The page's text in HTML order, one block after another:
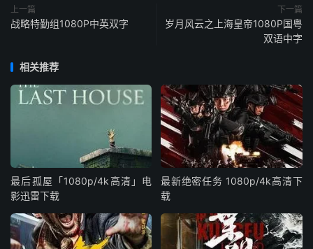
上一篇
战略特勤组1080P中英双字
下一篇
岁月风云之上海皇帝1080P国粤
双语中字
相关推荐
最后孤屋「1080p/4k高清」电
影迅雷下载
最新绝密任务 1080p/4k高清下
载